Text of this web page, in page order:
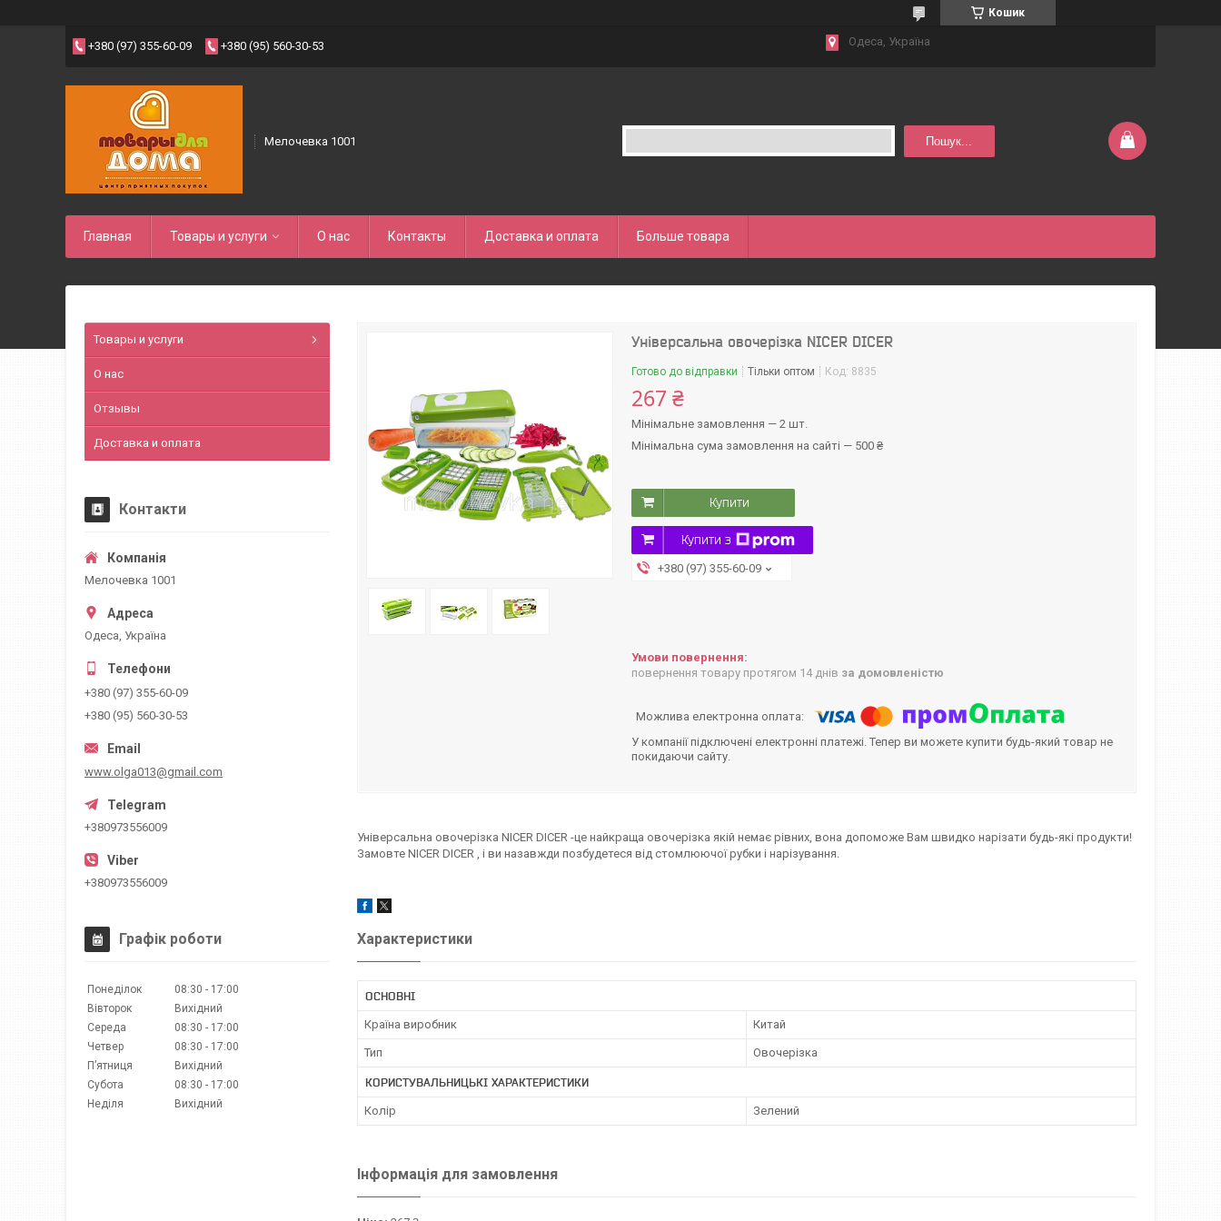
Кошик
+380 (97) 355-60-09 +380 (95) 560-30-53 Одеса, Україна
Мелочевка 1001 Пошук...
Главная Товары и услуги О нас Контакты Доставка и оплата Больше товара
Універсальна овочерізка NICER DICER
Готово до відправки Тільки оптом Код: 8835
267 ₴
Мінімальне замовлення — 2 шт.
Мінімальна сума замовлення на сайті — 500 ₴
Купити
Купити з
+380 (97) 355-60-09
повернення товару протягом 14 днів за домовленістю
У компанії підключені електронні платежі. Тепер ви можете купити будь-який товар не
покидаючи сайту.
Універсальна овочерізка NICER DICER -це найкраща овочерізка якій немає рівних, вона допоможе Вам швидко нарізати будь-які продукти!
Замовте NICER DICER , і ви назавжди позбудетеся від стомлюючої рубки і нарізування.
Характеристики
ОСНОВНІ
Країна виробник Китай
Тип Овочерізка
КОРИСТУВАЛЬНИЦЬКІ ХАРАКТЕРИСТИКИ
Колір Зелений
Інформація для замовлення
Товары и услуги
О нас
Отзывы
Доставка и оплата
Контакти
Мелочевка 1001
Одеса, Україна
+380 (97) 355-60-09
+380 (95) 560-30-53
www.olga013@gmail.com
+380973556009
+380973556009
Графік роботи
Понеділок 08:30
17:00
Вівторок
Вихідний
Середа
08:30
17:00
Четвер
08:30
17:00
Пʼятниця
Вихідний
Субота
08:30
17:00
Неділя
Вихідний